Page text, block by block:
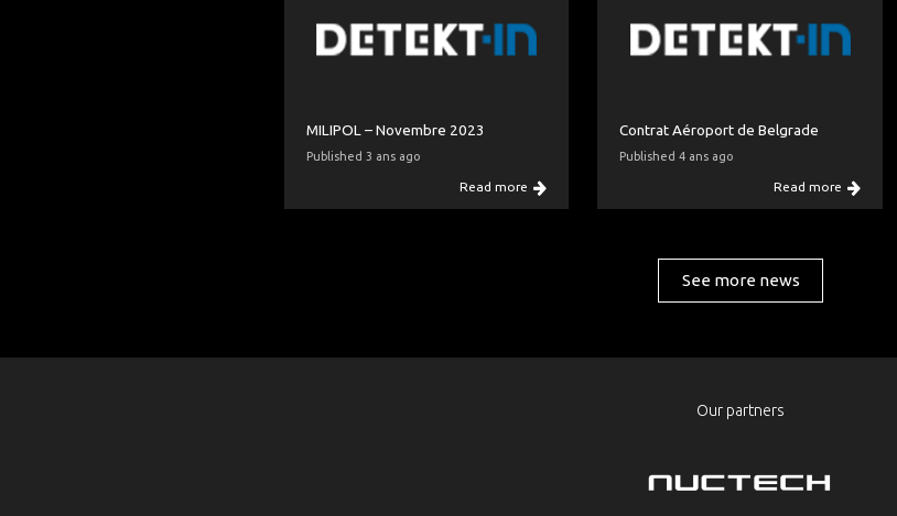
MILIPOL – Novembre 2023
Published 3 ans ago
Read more
Contrat Aéroport de Belgrade
Published 4 ans ago
Read more
See more news
Our partners